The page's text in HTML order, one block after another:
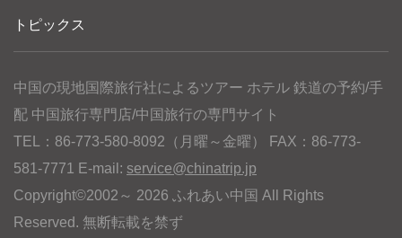
トピックス
中国の現地国際旅行社によるツアー ホテル 鉄道の予約/手
配 中国旅行専門店/中国旅行の専門サイト
TEL：86-773-580-8092（月曜～金曜） FAX：86-773-
581-7771 E-mail: service@chinatrip.jp
Copyright©2002～ 2026 ふれあい中国 All Rights
Reserved. 無断転載を禁ず